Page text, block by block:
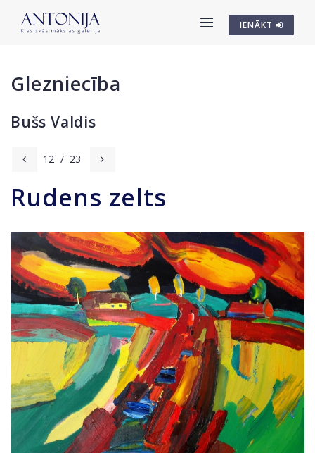
IENĀKT
Glezniecība
Bušs Valdis
12 / 23
Rudens zelts